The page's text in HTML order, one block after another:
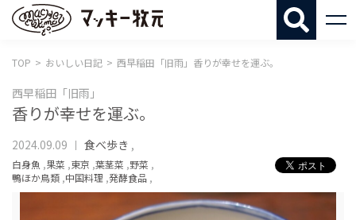
TOP おいしい日記 西早稲田「旧雨」香りが幸せを運ぶ。
西早稲田「旧雨」
香りが幸せを運ぶ。
2024.09.09 食べ歩き ,
白身魚 ,果菜 ,東京 ,葉茎菜 ,野菜 ,
鴨ほか鳥類 ,中国料理 ,発酵食品 ,